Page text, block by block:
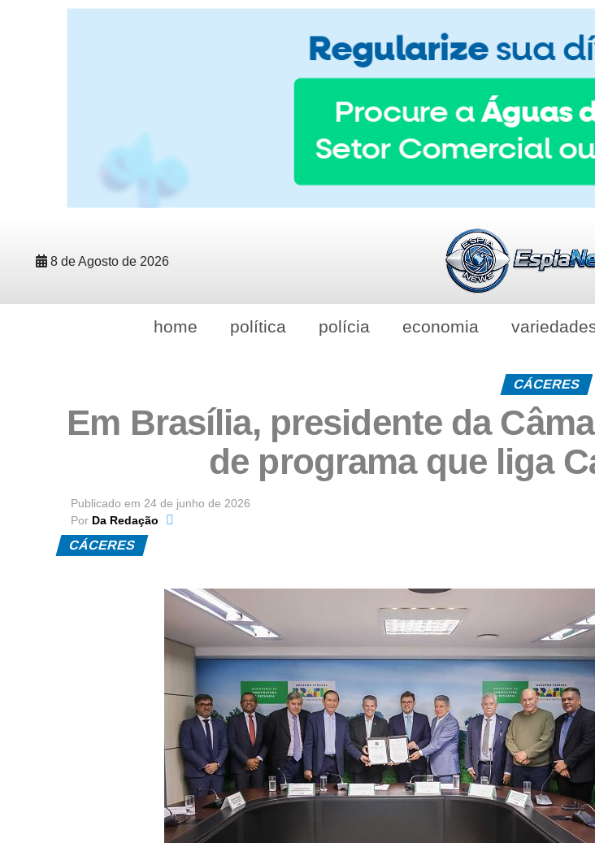
8 de Agosto de 2026
home política polícia economia
CÁCERES
Em Brasília, presidente da
de programa que liga
Publicado em 24 de junho de 2026
Por Da Redação
CÁCERES